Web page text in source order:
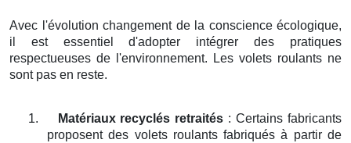
Avec l'évolution changement de la conscience écologique,
il est essentiel d'adopter intégrer des pratiques
respectueuses de l'environnement. Les volets roulants ne
sont pas en reste.
1. Matériaux recyclés retraités : Certains fabricants
proposent des volets roulants fabriqués à partir de